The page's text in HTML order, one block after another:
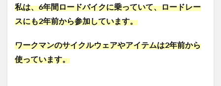
私は、6年間ロードバイクに乗っていて、ロードレー
スにも2年前から参加しています。
ワークマンのサイクルウェアやアイテムは2年前から
使っています。